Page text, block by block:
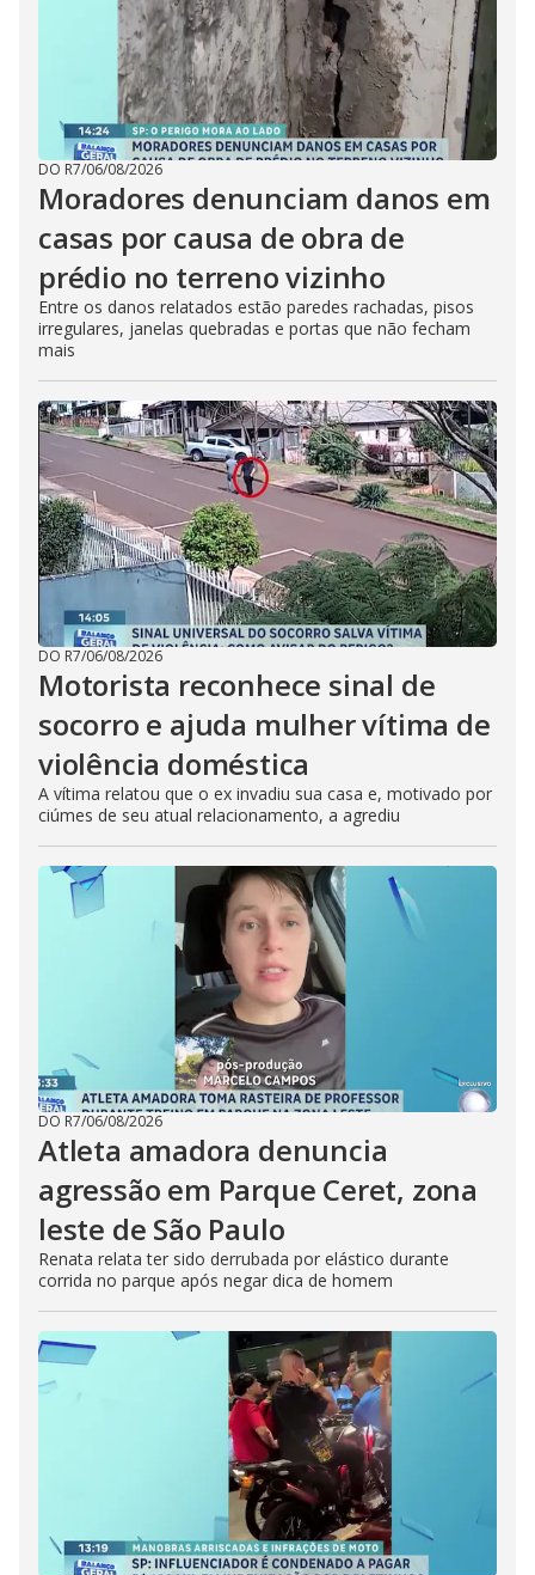
DO R7/06/08/2026
Moradores denunciam danos em
casas por causa de obra de
prédio no terreno vizinho
Entre os danos relatados estão paredes rachadas, pisos
irregulares, janelas quebradas e portas que não fecham
mais
DO R7/06/08/2026
Motorista reconhece sinal de
socorro e ajuda mulher vítima de
violência doméstica
A vítima relatou que o ex invadiu sua casa e, motivado por
ciúmes de seu atual relacionamento, a agrediu
DO R7/06/08/2026
Atleta amadora denuncia
agressão em Parque Ceret, zona
leste de São Paulo
Renata relata ter sido derrubada por elástico durante
corrida no parque após negar dica de homem